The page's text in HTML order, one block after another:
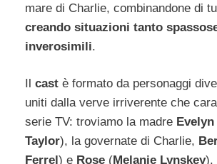
mare di Charlie, combinandone di
creando situazioni tanto
inverosimili.
Il cast è formato da personaggi
uniti dalla verve irriverente che
serie TV: troviamo la madre Evelyn
Taylor), la governate di Charlie,
Ferrel) e Rose (Melanie Lynskey).